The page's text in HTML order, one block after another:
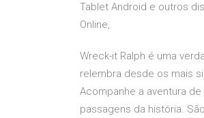
Tablet Android e outros
Online,
Wreck-it Ralph é uma
relembra desde os mais
Acompanhe a aventura
passagens da história.